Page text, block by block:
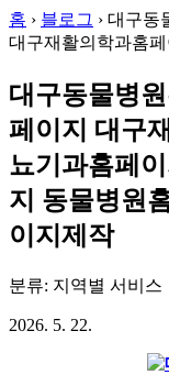
홈 › 블로그 › 대구동
대구재활의학과홈
대구동물병
페이지 대구
뇨기과홈페
지 동물병원
이지제작
분류: 지역별 서비스
2026. 5. 22.